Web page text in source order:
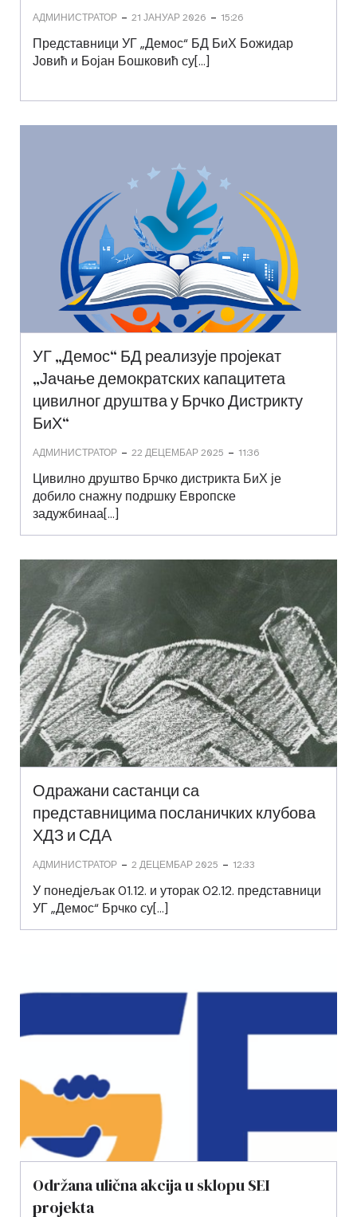
АДМИНИСТРАТОР - 21 ЈАНУАР 2026 - 15:26
Представници УГ „Демос“ БД БиХ Божидар
Јовић и Бојан Бошковић су[…]
УГ „Демос“ БД реализује пројекат
„Јачање демократских капацитета
цивилног друштва у Брчко Дистрикту
БиХ“
АДМИНИСТРАТОР - 22 ДЕЦЕМБАР 2025 - 11:36
Цивилно друштво Брчко дистрикта БиХ је
добило снажну подршку Европске
задужбинаа[…]
Одражани састанци са
представницима посланичких клубова
ХДЗ и СДА
АДМИНИСТРАТОР - 2 ДЕЦЕМБАР 2025 - 12:33
У понедјељак 01.12. и уторак 02.12. представници
УГ „Демос“ Брчко су[…]
Održana ulična akcija u sklopu SEI
projekta